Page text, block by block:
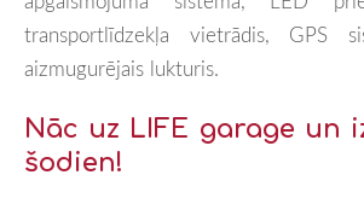
transportlīdzekļa vietrādis, GPS
aizmugurējais lukturis.
Nāc uz LIFE garage un
šodien!